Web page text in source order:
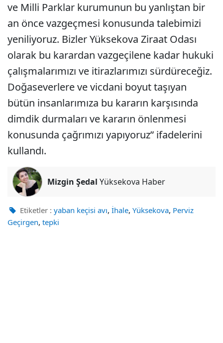
ve Milli Parklar kurumunun bu yanlıştan bir
an önce vazgeçmesi konusunda talebimizi
yeniliyoruz. Bizler Yüksekova Ziraat Odası
olarak bu karardan vazgeçilene kadar hukuki
çalışmalarımızı ve itirazlarımızı sürdüreceğiz.
Doğaseverlere ve vicdani boyut taşıyan
bütün insanlarımıza bu kararın karşısında
dimdik durmaları ve kararın önlenmesi
konusunda çağrımızı yapıyoruz” ifadelerini
kullandı.
Mizgin Şedal Yüksekova Haber
Etiketler : yaban keçisi avı, İhale, Yüksekova, Perviz
Geçirgen, tepki